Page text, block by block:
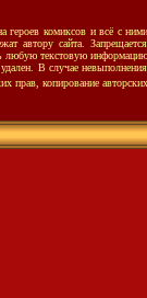
героев комиксов и всё с
автору сайта.
текстовую
В случае невыполнения
прав, копирование